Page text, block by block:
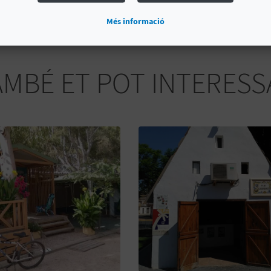
ET POT
Més informació